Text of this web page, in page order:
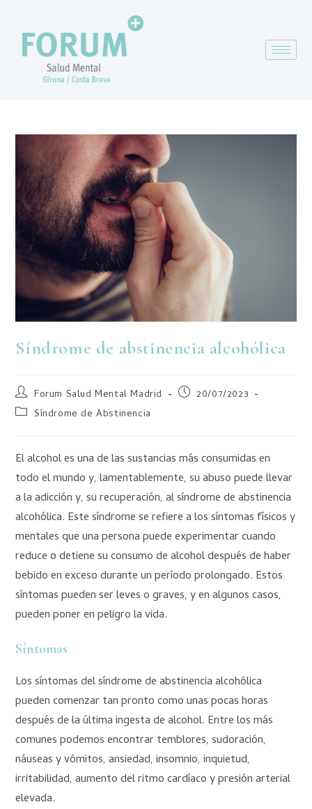
Síndrome de abstinencia alcohólica
Forum Salud Mental Madrid
20/07/2023
Síndrome de Abstinencia
El alcohol es una de las sustancias más consumidas en
todo el mundo y, lamentablemente, su abuso puede llevar
a la adicción y, su recuperación, al síndrome de abstinencia
alcohólica. Este síndrome se refiere a los síntomas físicos y
mentales que una persona puede experimentar cuando
reduce o detiene su consumo de alcohol después de haber
bebido en exceso durante un período prolongado. Estos
síntomas pueden ser leves o graves, y en algunos casos,
pueden poner en peligro la vida.
Síntomas
Los síntomas del síndrome de abstinencia alcohólica
pueden comenzar tan pronto como unas pocas horas
después de la última ingesta de alcohol. Entre los más
comunes podemos encontrar temblores, sudoración,
náuseas y vómitos, ansiedad, insomnio, inquietud,
irritabilidad, aumento del ritmo cardíaco y presión arterial
elevada.